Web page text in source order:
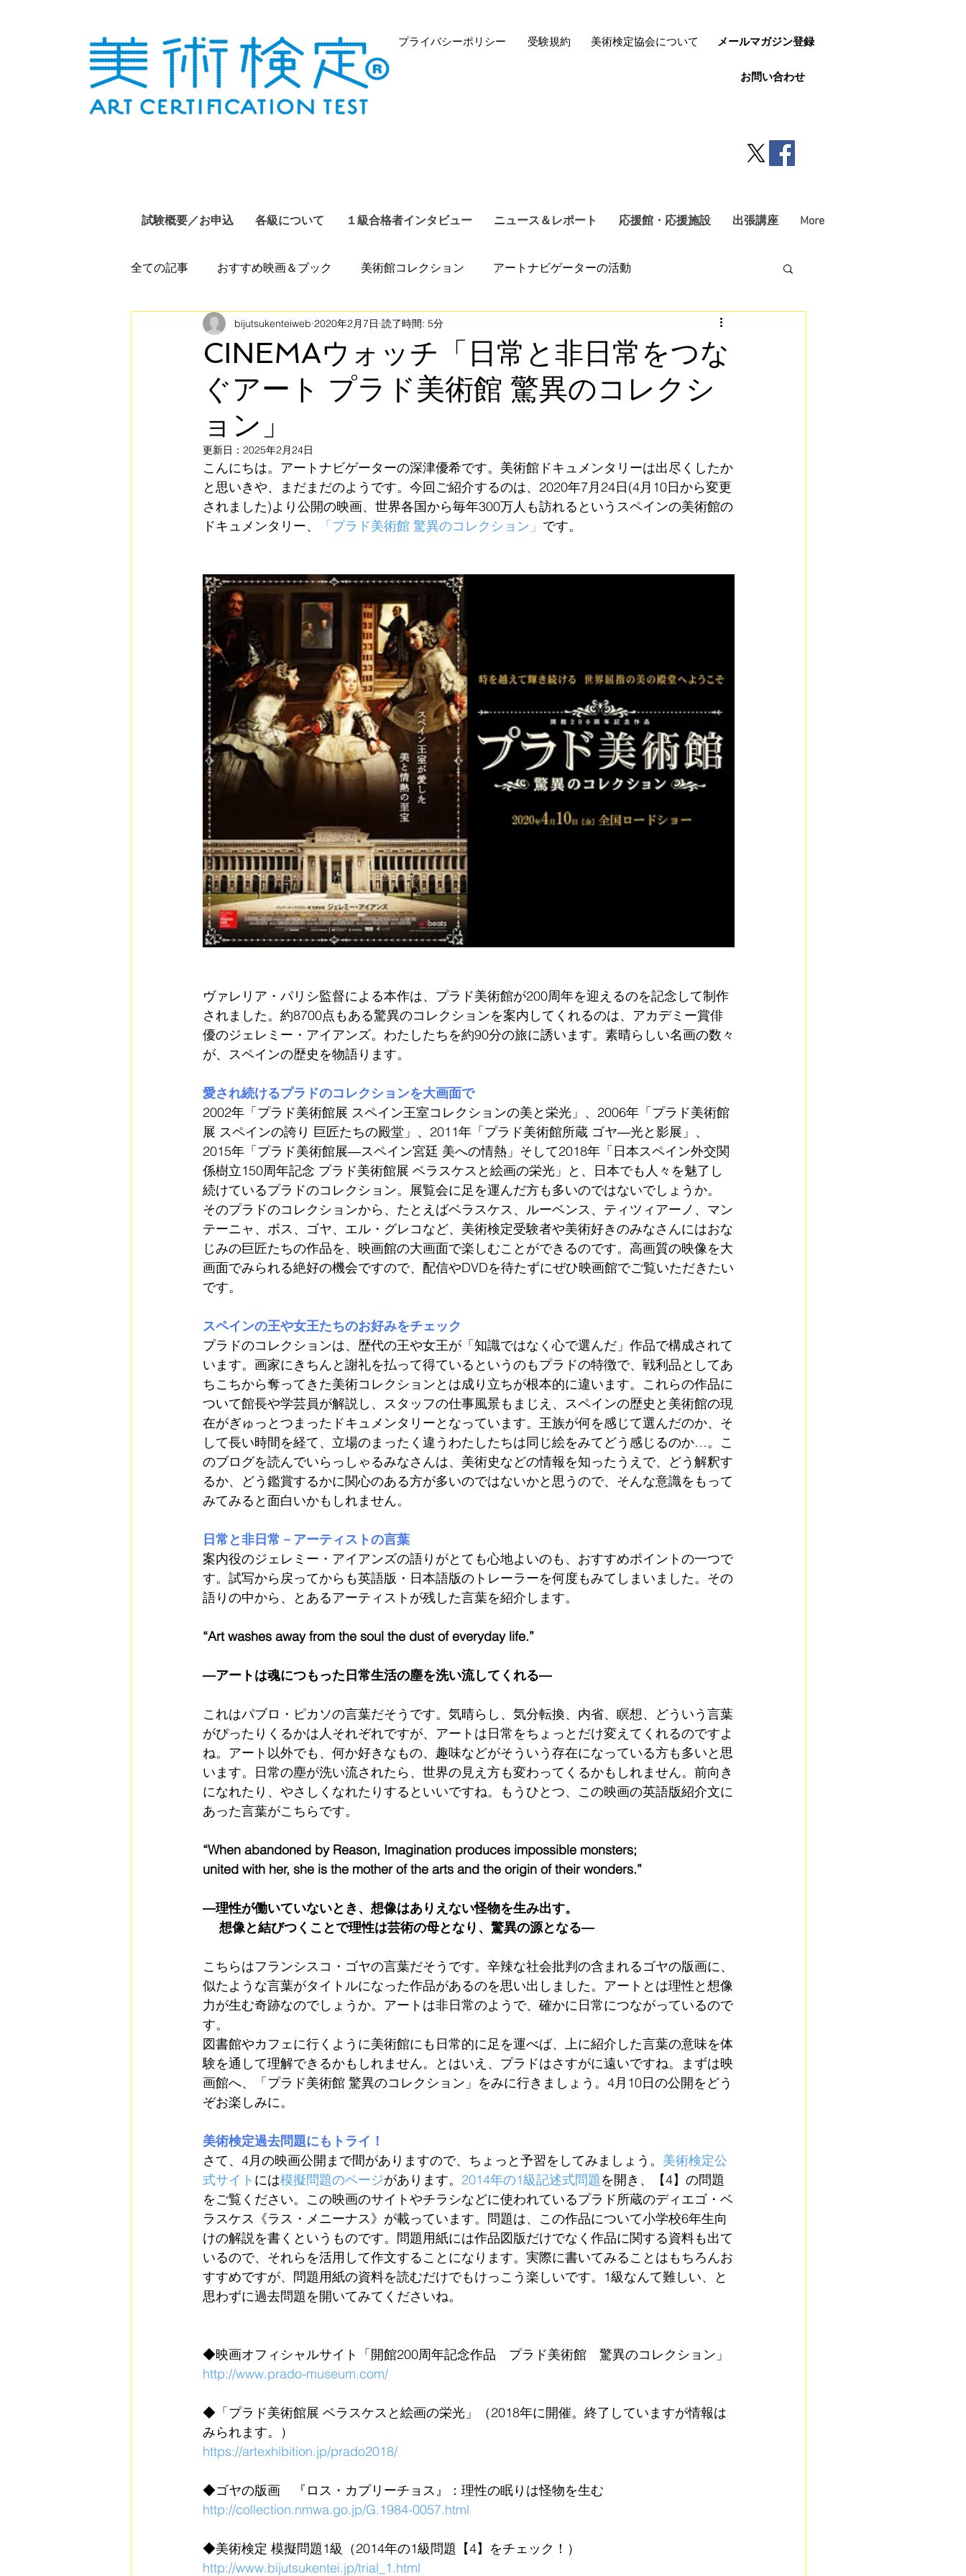
プライバシーポリシー ​受験規約 ​美術検定協会について メールマガジン登録
お問い合わせ
試験概要／お申込 各級について １級合格者インタビュー ニュース＆レポート 応援館・応援施設 出張講座 More
全ての記事 おすすめ映画＆ブック 美術館コレクション アートナビゲーターの活動
美術検定への取り組み 美術検定勉強方法 オンラインで知るアート アートとのコラボレーション
ART PASS連携コンテンツ 子どもと美術館 展覧会・アートイベント・シンポジウム等
アートナビゲーターインタビュー
CINEMAウォッチ「日常と非日常をつな
ぐアート プラド美術館 驚異のコレクシ
ョン」
bijutsukenteiweb 2020年2月7日 読了時間: 5分
更新日： 2025年2月24日
こんにちは。アートナビゲーターの深津優希です。美術館ドキュメンタリーは出尽くしたか
と思いきや、まだまだのようです。今回ご紹介するのは、2020年7月24日(4月10日から変更
されました)より公開の映画、世界各国から毎年300万人も訪れるというスペインの美術館の
ドキュメンタリー、
「プラド美術館 驚異のコレクション」 です。
ヴァレリア・パリシ監督による本作は、プラド美術館が200周年を迎えるのを記念して制作
されました。約8700点もある驚異のコレクションを案内してくれるのは、アカデミー賞俳
優のジェレミー・アイアンズ。わたしたちを約90分の旅に誘います。素晴らしい名画の数々
が、スペインの歴史を物語ります。
愛され続けるプラドのコレクションを大画面で
2002年「プラド美術館展 スペイン王室コレクションの美と栄光」、2006年「プラド美術館
展 スペインの誇り 巨匠たちの殿堂」、2011年「プラド美術館所蔵 ゴヤ―光と影展」、
2015年「プラド美術館展―スペイン宮廷 美への情熱」そして2018年「日本スペイン外交関
係樹立150周年記念 プラド美術館展 ベラスケスと絵画の栄光」と、日本でも人々を魅了し
続けているプラドのコレクション。展覧会に足を運んだ方も多いのではないでしょうか。
そのプラドのコレクションから、たとえばベラスケス、ルーベンス、ティツィアーノ、マン
テーニャ、ボス、ゴヤ、エル・グレコなど、美術検定受験者や美術好きのみなさんにはおな
じみの巨匠たちの作品を、映画館の大画面で楽しむことができるのです。高画質の映像を大
画面でみられる絶好の機会ですので、配信やDVDを待たずにぜひ映画館でご覧いただきたい
です。
スペインの王や女王たちのお好みをチェック
プラドのコレクションは、歴代の王や女王が「知識ではなく心で選んだ」作品で構成されて
います。画家にきちんと謝礼を払って得ているというのもプラドの特徴で、戦利品としてあ
ちこちから奪ってきた美術コレクションとは成り立ちが根本的に違います。これらの作品に
ついて館長や学芸員が解説し、スタッフの仕事風景もまじえ、スペインの歴史と美術館の現
在がぎゅっとつまったドキュメンタリーとなっています。王族が何を感じて選んだのか、そ
して長い時間を経て、立場のまったく違うわたしたちは同じ絵をみてどう感じるのか…。こ
のブログを読んでいらっしゃるみなさんは、美術史などの情報を知ったうえで、どう解釈す
るか、どう鑑賞するかに関心のある方が多いのではないかと思うので、そんな意識をもって
みてみると面白いかもしれません。
日常と非日常－アーティストの言葉
案内役のジェレミー・アイアンズの語りがとても心地よいのも、おすすめポイントの一つで
す。試写から戻ってからも英語版・日本語版のトレーラーを何度もみてしまいました。その
語りの中から、とあるアーティストが残した言葉を紹介します。
“Art washes away from the soul the dust of everyday life.”
―アートは魂につもった日常生活の塵を洗い流してくれる―
これはパブロ・ピカソの言葉だそうです。気晴らし、気分転換、内省、瞑想、どういう言葉
がぴったりくるかは人それぞれですが、アートは日常をちょっとだけ変えてくれるのですよ
ね。アート以外でも、何か好きなもの、趣味などがそういう存在になっている方も多いと思
います。日常の塵が洗い流されたら、世界の見え方も変わってくるかもしれません。前向き
になれたり、やさしくなれたりするといいですね。もうひとつ、この映画の英語版紹介文に
あった言葉がこちらです。
“When abandoned by Reason, Imagination produces impossible monsters;
united with her, she is the mother of the arts and the origin of their wonders.”
―理性が働いていないとき、想像はありえない怪物を生み出す。
想像と結びつくことで理性は芸術の母となり、驚異の源となる―
こちらはフランシスコ・ゴヤの言葉だそうです。辛辣な社会批判の含まれるゴヤの版画に、
似たような言葉がタイトルになった作品があるのを思い出しました。アートとは理性と想像
力が生む奇跡なのでしょうか。アートは非日常のようで、確かに日常につながっているので
す。
図書館やカフェに行くように美術館にも日常的に足を運べば、上に紹介した言葉の意味を体
験を通して理解できるかもしれません。とはいえ、プラドはさすがに遠いですね。まずは映
画館へ、「プラド美術館 驚異のコレクション」をみに行きましょう。4月10日の公開をどう
ぞお楽しみに。
美術検定過去問題にもトライ！
さて、4月の映画公開まで間がありますので、ちょっと予習をしてみましょう。 美術検定公
式サイト には模擬問題のページがあります。 2014年の1級記述式問題を開き、【4】の問題
をご覧ください。この映画のサイトやチラシなどに使われているプラド所蔵のディエゴ・ベ
ラスケス《ラス・メニーナス》が載っています。問題は、この作品について小学校6年生向
けの解説を書くというものです。問題用紙には作品図版だけでなく作品に関する資料も出て
いるので、それらを活用して作文することになります。実際に書いてみることはもちろんお
すすめですが、問題用紙の資料を読むだけでもけっこう楽しいです。1級なんて難しい、と
思わずに過去問題を開いてみてくださいね。
◆映画オフィシャルサイト「開館200周年記念作品　プラド美術館　驚異のコレクション」
http://www.prado-museum.com/
◆「プラド美術館展 ベラスケスと絵画の栄光」（2018年に開催。終了していますが情報は
みられます。）
https://artexhibition.jp/prado2018/
◆ゴヤの版画　『ロス・カプリーチョス』：理性の眠りは怪物を生む
http://collection.nmwa.go.jp/G.1984-0057.html
◆美術検定 模擬問題1級（2014年の1級問題【4】をチェック！）
http://www.bijutsukentei.jp/trial_1.html